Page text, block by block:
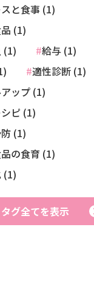
と食事 (1)
(1)
(1)
給与 (1)
適性診断 (1)
ップ (1)
ピ (1)
(1)
の食育 (1)
(1)
タグ全てを表示